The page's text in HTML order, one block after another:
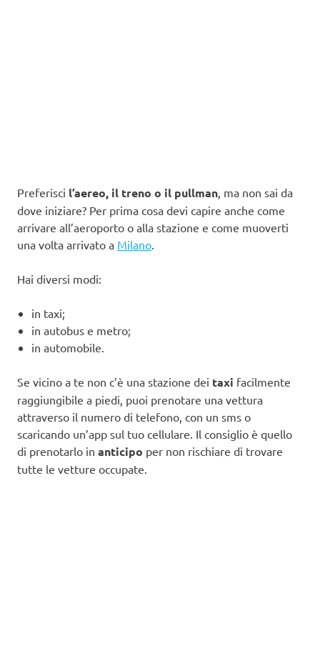
Preferisci l’aereo, il treno o il pullman , ma non sai da
dove iniziare? Per prima cosa devi capire anche come
arrivare all’aeroporto o alla stazione e come muoverti
una volta arrivato a Milano
Hai diversi modi:
in taxi;
in autobus e metro;
in automobile.
Se vicino a te non c’è una stazione dei taxi facilmente
raggiungibile a piedi, puoi prenotare una vettura
attraverso il numero di telefono, con un sms o
scaricando un’app sul tuo cellulare. Il consiglio è quello
di prenotarlo in anticipo per non rischiare di trovare
tutte le vetture occupate.